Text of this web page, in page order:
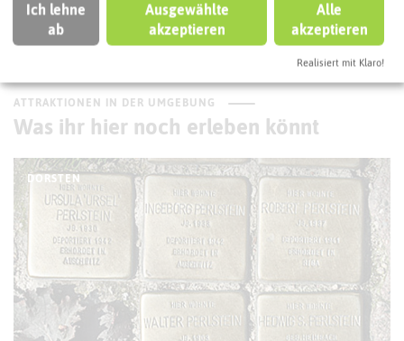
Autoroute finden
ATTRAKTIONEN IN DER UMGEBUNG
Was ihr hier noch erleben könnt
DORSTEN
Ich lehne
ab
Ausgewählte
akzeptieren
Alle
akzeptieren
Realisiert mit Klaro!